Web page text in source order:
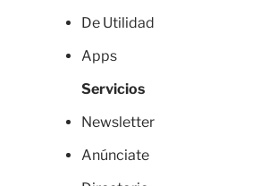
De Utilidad
Apps
Servicios
Newsletter
Anúnciate